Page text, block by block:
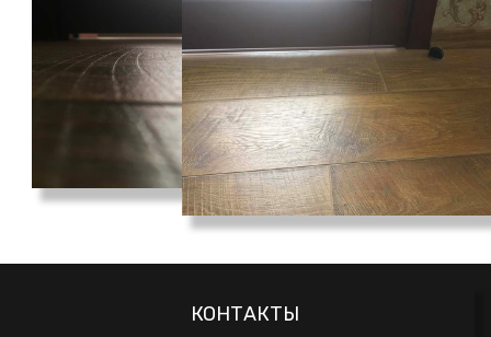
КОНТАКТЫ